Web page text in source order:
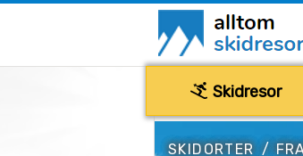
Skidresor
SKIDORTER /